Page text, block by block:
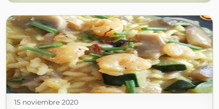
15 noviembre 2020